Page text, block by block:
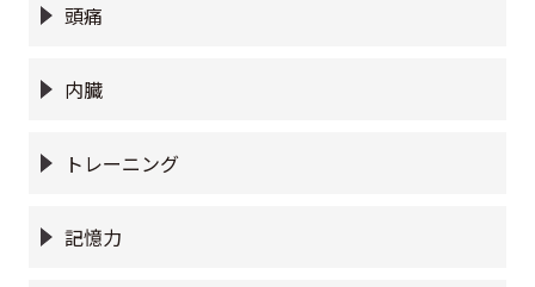
頭痛
内臓
トレーニング
記憶力